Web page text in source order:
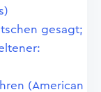
gesagt;
(American